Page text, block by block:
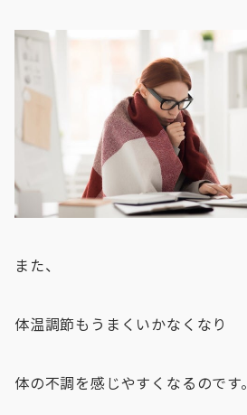
また、
体温調節もうまくいかなくなり
体の不調を感じやすくなるのです。